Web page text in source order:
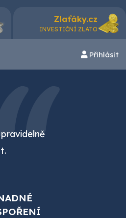
Zlaťáky.cz
INVESTIČNÍ ZLATO
Přihlásit